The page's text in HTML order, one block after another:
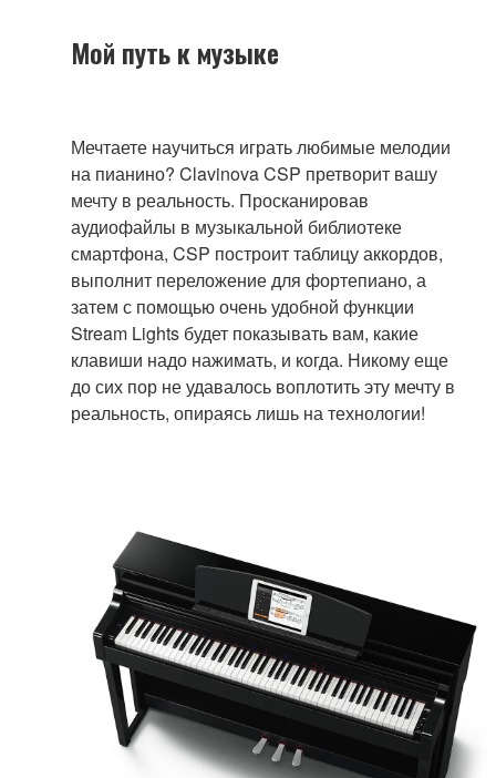
Мой путь к музыке
Мечтаете научиться играть любимые мелодии
на пианино? Clavinova CSP претворит вашу
мечту в реальность. Просканировав
аудиофайлы в музыкальной библиотеке
смартфона, CSP построит таблицу аккордов,
выполнит переложение для фортепиано, а
затем с помощью очень удобной функции
Stream Lights будет показывать вам, какие
клавиши надо нажимать, и когда. Никому еще
до сих пор не удавалось воплотить эту мечту в
реальность, опираясь лишь на технологии!